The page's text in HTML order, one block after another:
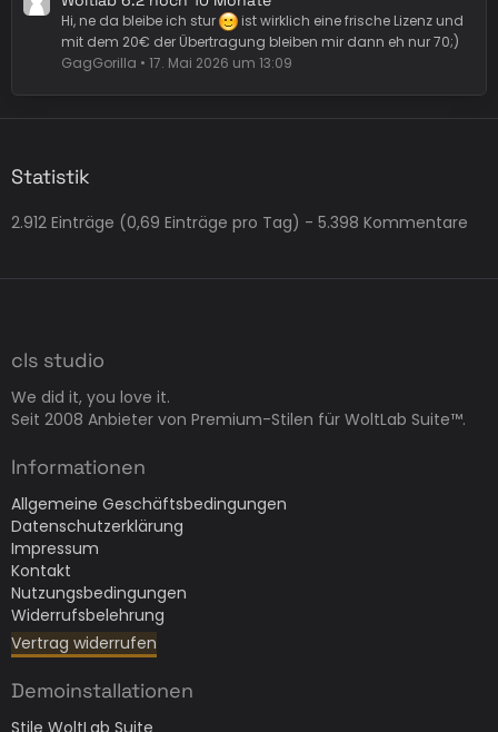
Hi, ne da bleibe ich stur
ist wirklich eine frische Lizenz und
mit dem 20€ der Übertragung bleiben mir dann eh nur 70;)
GagGorilla
17. Mai 2026 um 13:09
Statistik
2.912 Einträge (0,69 Einträge pro Tag) - 5.398 Kommentare
cls studio
We did it, you love it.
Seit 2008 Anbieter von Premium-Stilen für WoltLab Suite™.
Informationen
Allgemeine Geschäftsbedingungen
Datenschutzerklärung
Impressum
Kontakt
Nutzungsbedingungen
Widerrufsbelehrung
Vertrag widerrufen
Demoinstallationen
Stile WoltLab Suite